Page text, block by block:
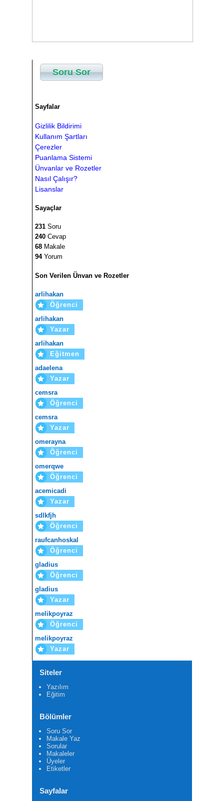
Soru Sor
Sayfalar
Gizlilik Bildirimi
Kullanım Şartları
Çerezler
Puanlama Sistemi
Ünvanlar ve Rozetler
Nasıl Çalışır?
Lisanslar
Sayaçlar
231 Soru
240 Cevap
68 Makale
94Yorum
Son Verilen Ünvan ve Rozetler
arlihakan
Öğrenci
arlihakan
Yazar
arlihakan
Eğitmen
adaelena
Yazar
cemsra
Öğrenci
cemsra
Yazar
omerayna
Öğrenci
omerqwe
Öğrenci
acemicadi
Yazar
sdlkfjh
Öğrenci
raufcanhoskal
Öğrenci
gladius
Öğrenci
gladius
Yazar
melikpoyraz
Öğrenci
melikpoyraz
Yazar
Siteler
Yazılım
Eğitim
Bölümler
Soru Sor
Makale Yaz
Sorular
Makaleler
Üyeler
Etiketler
Sayfalar